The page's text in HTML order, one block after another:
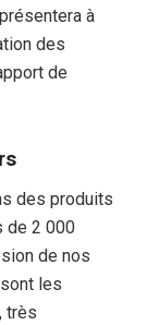
à
des
de
des produits
de 2 000
de nos
les
très